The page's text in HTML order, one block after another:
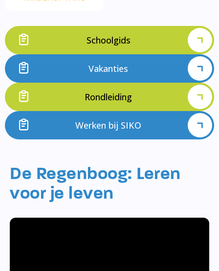
Schoolgids
Vakanties
Rondleiding
Werken bij SIKO
De Regenboog: Leren
voor je leven